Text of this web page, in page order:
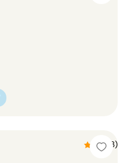
4.7 (3)